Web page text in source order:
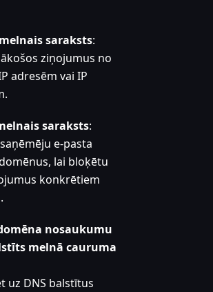
saraksts:
ziņojumus no
adresēm vai IP
saraksts:
e-pasta
lai bloķētu
konkrētiem
nosaukumu
melnā cauruma
uz DNS balstītus